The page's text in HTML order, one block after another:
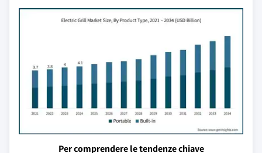
Per comprendere le tendenze chiave